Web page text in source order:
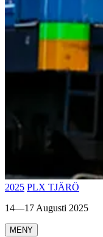
2025 PLX TJÄRÖ
14—17 Augusti 2025
MENY